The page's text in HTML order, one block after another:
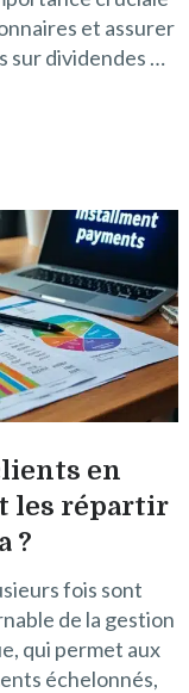
et assurer
sur dividendes …
en
les répartir
?
fois sont
de la gestion
qui permet aux
échelonnés,